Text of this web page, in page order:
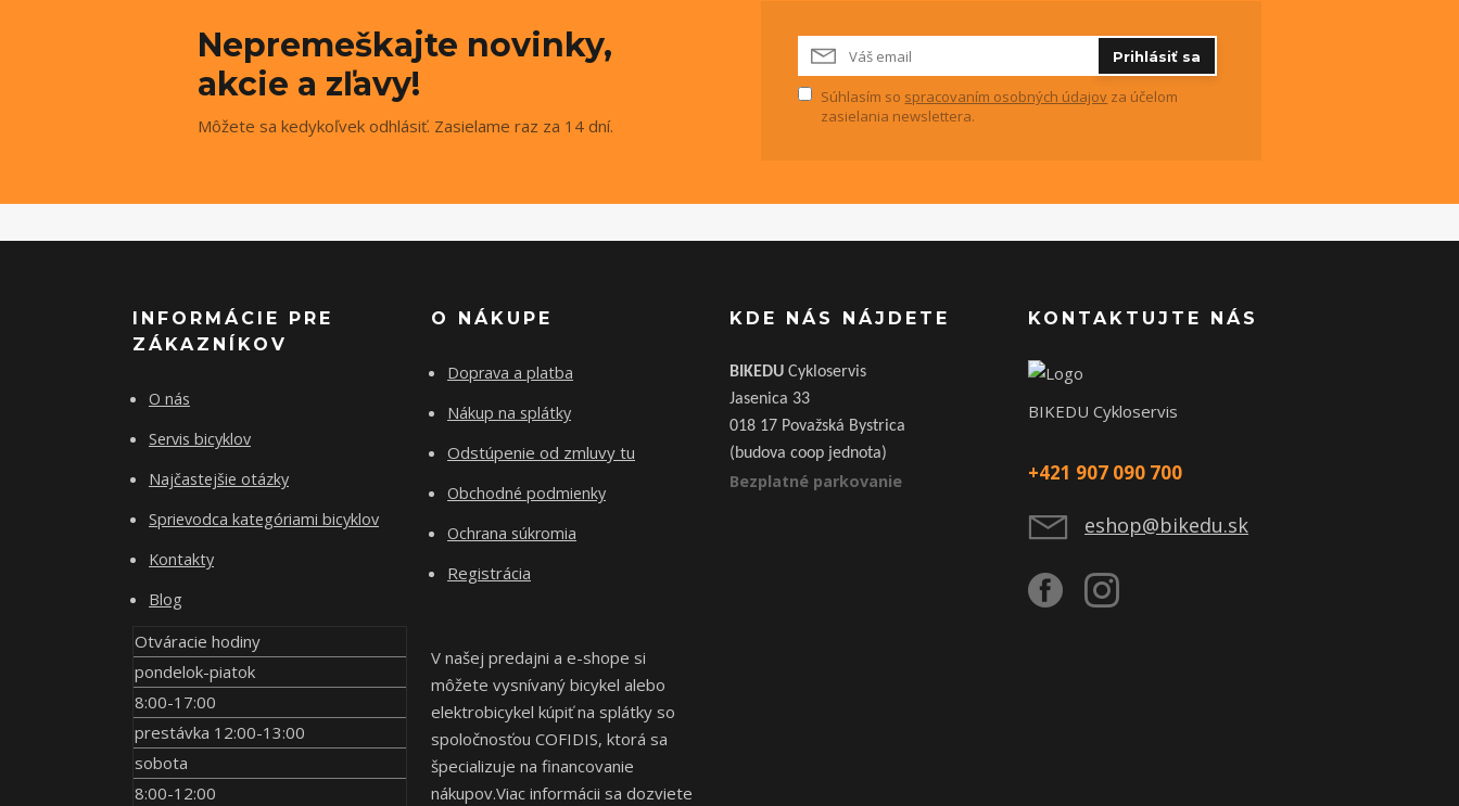
Nepremeškajte novinky,
akcie a zľavy!
Môžete sa kedykoľvek odhlásiť. Zasielame raz za 14 dní.
Prihlásiť sa
Súhlasím so spracovaním osobných údajov za účelom
zasielania newslettera.
INFORMÁCIE PRE
ZÁKAZNÍKOV
O nás
Servis bicyklov
Najčastejšie otázky
Sprievodca kategóriami bicyklov
Kontakty
Blog
Otváracie hodiny
pondelok-piatok
8:00-17:00
prestávka 12:00-13:00
sobota
8:00-12:00
O NÁKUPE
Doprava a platba
Nákup na splátky
Odstúpenie od zmluvy tu
Obchodné podmienky
Ochrana súkromia
Registrácia
V našej predajni a e-shope si
môžete vysnívaný bicykel alebo
elektrobicykel kúpiť na splátky so
spoločnosťou COFIDIS, ktorá sa
špecializuje na financovanie
nákupov.Viac informácii sa dozviete
KDE NÁS NÁJDETE
BIKEDU Cykloservis
Jasenica 33
018 17 Považská Bystrica
(budova coop jednota)
Bezplatné parkovanie
KONTAKTUJTE NÁS
BIKEDU Cykloservis
+421 907 090 700
eshop@bikedu.sk